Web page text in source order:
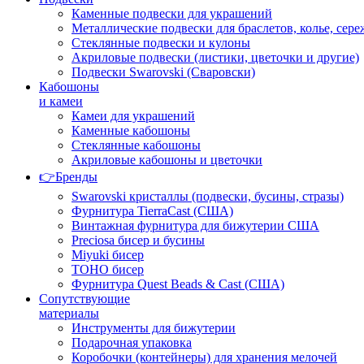
Каменные подвески для украшений
Металлические подвески для браслетов, колье,
Стеклянные подвески и кулоны
Акриловые подвески (листики, цветочки и другие)
Подвески Swarovski (Сваровски)
Кабошоны
и камеи
Камеи для украшений
Каменные кабошоны
Стеклянные кабошоны
Акриловые кабошоны и цветочки
👉Бренды
Swarovski кристаллы (подвески, бусины, стразы)
Фурнитура TierraCast (США)
Винтажная фурнитура для бижутерии США
Preciosa бисер и бусины
Miyuki бисер
TOHO бисер
Фурнитура Quest Beads & Cast (США)
Сопутствующие
материалы
Инструменты для бижутерии
Подарочная упаковка
Коробочки (контейнеры) для хранения мелочей